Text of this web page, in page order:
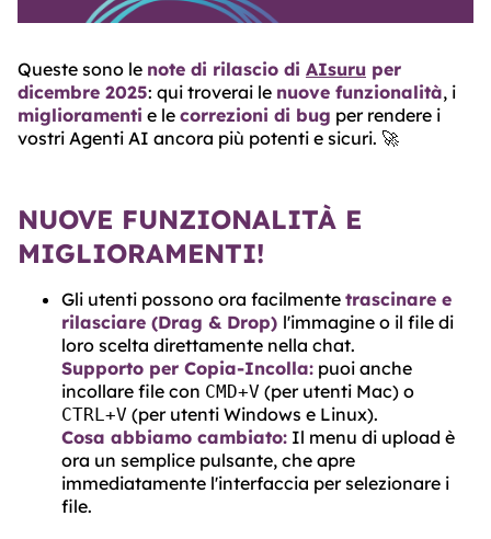
Queste sono le note di rilascio di AIsuru per
dicembre 2025: qui troverai le nuove funzionalità, i
miglioramenti e le correzioni di bug per rendere i
vostri Agenti AI ancora più potenti e sicuri. 🚀
NUOVE FUNZIONALITÀ E
MIGLIORAMENTI!
Gli utenti possono ora facilmente trascinare e
rilasciare (Drag & Drop) l'immagine o il file di
loro scelta direttamente nella chat.
Supporto per Copia-Incolla: puoi anche
incollare file con CMD+V (per utenti Mac) o
CTRL+V (per utenti Windows e Linux).
Cosa abbiamo cambiato: Il menu di upload è
ora un semplice pulsante, che apre
immediatamente l'interfaccia per selezionare i
file.